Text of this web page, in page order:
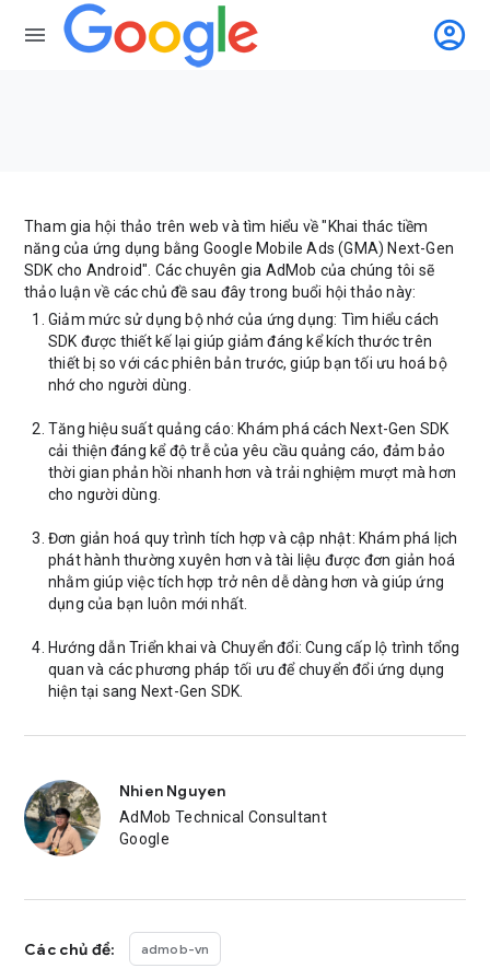
menu account_circle
Tham gia hội thảo trên web và tìm hiểu về "Khai thác tiềm
năng của ứng dụng bằng Google Mobile Ads (GMA) Next-Gen
SDK cho Android". Các chuyên gia AdMob của chúng tôi sẽ
thảo luận về các chủ đề sau đây trong buổi hội thảo này:
Giảm mức sử dụng bộ nhớ của ứng dụng: Tìm hiểu cách
SDK được thiết kế lại giúp giảm đáng kể kích thước trên
thiết bị so với các phiên bản trước, giúp bạn tối ưu hoá bộ
nhớ cho người dùng.
Tăng hiệu suất quảng cáo: Khám phá cách Next-Gen SDK
cải thiện đáng kể độ trễ của yêu cầu quảng cáo, đảm bảo
thời gian phản hồi nhanh hơn và trải nghiệm mượt mà hơn
cho người dùng.
Đơn giản hoá quy trình tích hợp và cập nhật: Khám phá lịch
phát hành thường xuyên hơn và tài liệu được đơn giản hoá
nhằm giúp việc tích hợp trở nên dễ dàng hơn và giúp ứng
dụng của bạn luôn mới nhất.
Hướng dẫn Triển khai và Chuyển đổi: Cung cấp lộ trình tổng
quan và các phương pháp tối ưu để chuyển đổi ứng dụng
hiện tại sang Next-Gen SDK.
Nhien Nguyen
AdMob Technical Consultant
Google
Các chủ đề: admob-vn